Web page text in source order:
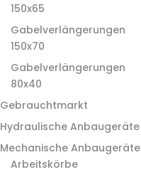
150x65
Gabelverlängerungen
150x70
Gabelverlängerungen
80x40
Gebrauchtmarkt
Hydraulische Anbaugeräte
Mechanische Anbaugeräte
Arbeitskörbe